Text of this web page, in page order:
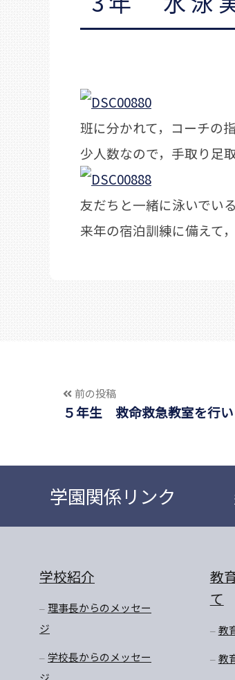
班に分かれて，コーチの
少人数なので，手取り足
友だちと一緒に泳いでい
来年の宿泊訓練に備えて
前の投稿
５年生 救命救急教室を行
学園関係リンク
学校紹介
理事長からのメッセー
ジ
学校長からのメッセー
教
て
教
教